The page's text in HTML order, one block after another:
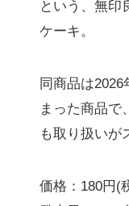
という、無印
ケーキ。
同商品は
まった商品で
も取り扱いが
価格：180円(